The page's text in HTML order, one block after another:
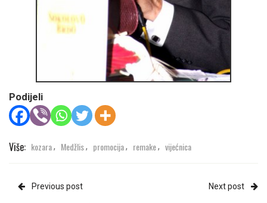
Podijeli
Više: kozara, Medžlis, promocija, remake, vijećnica
Previous post Next post